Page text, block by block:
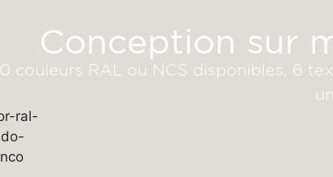
Conception sur
couleurs RAL ou NCS disponibles, 6